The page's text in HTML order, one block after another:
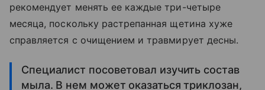
рекомендует менять ее каждые три-четыре
месяца, поскольку растрепанная щетина хуже
справляется с очищением и травмирует десны.
Специалист посоветовал изучить состав
мыла. В нем может оказаться триклозан,